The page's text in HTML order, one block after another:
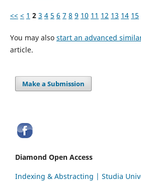
<< < 1 2 3 4 5 6 7 8 9 10 11 12 13 14 15
You may also start an advanced
article.
Make a Submission
Diamond Open Access
Indexing & Abstracting | Studia